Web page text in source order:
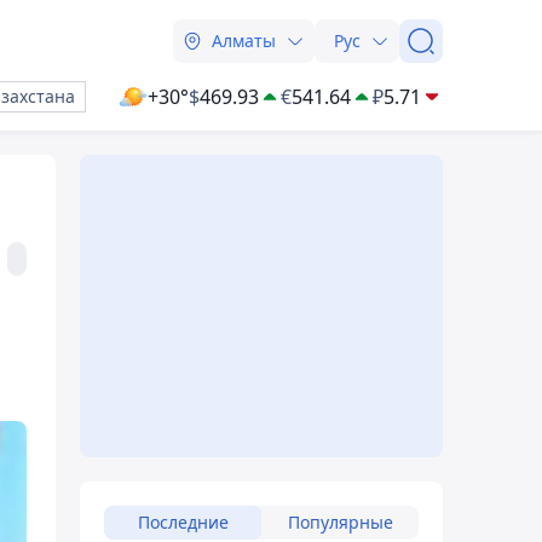
Алматы Рус
+30°$469.93 €541.64 ₽5.71
Последние Популярные